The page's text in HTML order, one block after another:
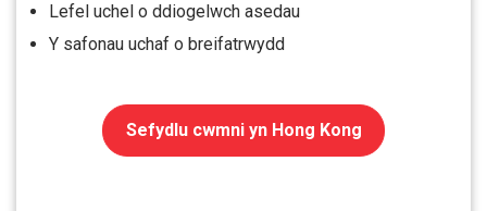
Lefel uchel o ddiogelwch asedau
Y safonau uchaf o breifatrwydd
Sefydlu cwmni yn Hong Kong